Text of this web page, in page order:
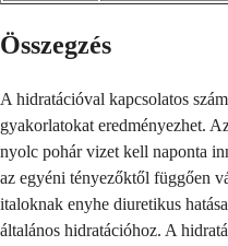
Összegzés
A hidratációval kapcsolatos
gyakorlatokat eredményezhet.
nyolc pohár vizet kell naponta
az egyéni tényezőktől függően
italoknak enyhe diuretikus
általános hidratációhoz. A